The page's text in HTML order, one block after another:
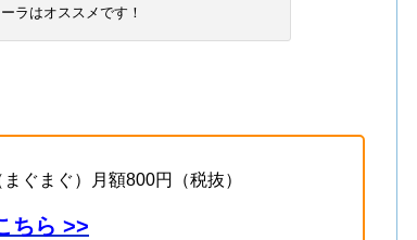
ラはオススメです！
まぐまぐ）月額800円（税抜）
ちら >>